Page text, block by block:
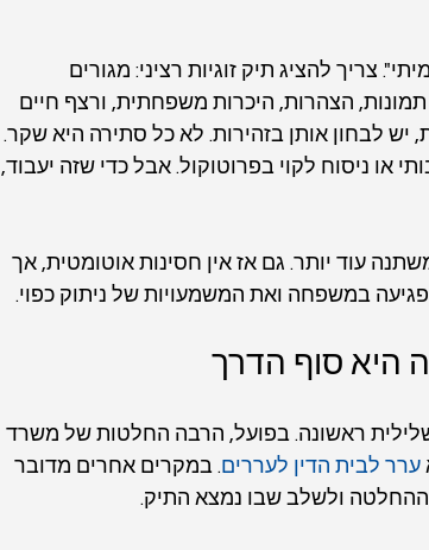
צריך להציג תיק זוגיות רציני: מגורים
הצהרות, היכרות משפחתית, ורצף חיים
יש לבחון אותן בזהירות. לא כל סתירה היא שקר.
או ניסוח לקוי בפרוטוקול. אבל כדי שזה יעבוד,
עוד יותר. גם אז אין חסינות אוטומטית, אך
במשפחה ואת המשמעויות של ניתוק כפוי.
היא סוף הדרך
ראשונה. בפועל, הרבה החלטות של משרד
ערר לבית הדין לעררים. במקרים אחרים מדובר
ולשלב שבו נמצא התיק.